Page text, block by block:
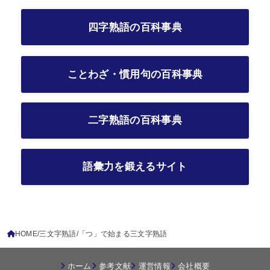
四字熟語の百科事典
ことわざ・慣用句の百科事典
二字熟語の百科事典
語彙力を鍛えるサイト
HOME 三文字熟語 「つ」で始まる三文字熟語
ホーム 参考文献 運営情報 会社概要